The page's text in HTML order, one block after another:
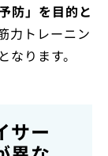
防」を目的と
力トレーニン
ります。
サー